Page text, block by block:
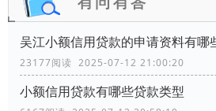
吴江小额信用贷款的申请资料有哪
23177阅读 2025-07-12 21:00:20
小额信用贷款有哪些贷款类型